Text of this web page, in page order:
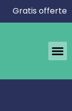
Gratis offerte